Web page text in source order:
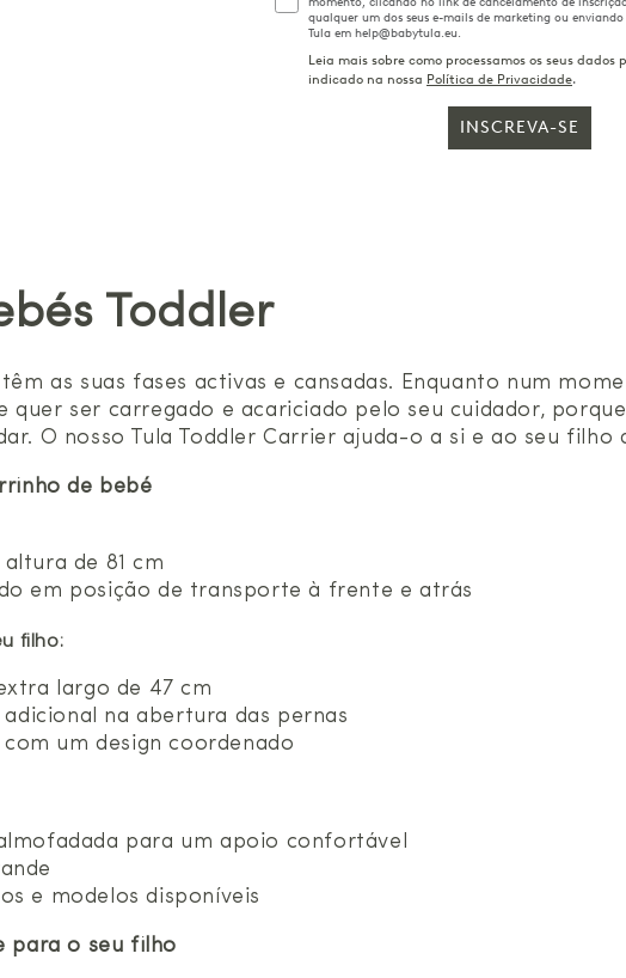
qualquer um dos seus e-mails de marketing ou
Tula em help@babytula.eu.
Leia mais sobre como processamos os seus dados
indicado na nossa Política de Privacidade.
INSCREVA-SE
Toddler
têm as suas fases activas e cansadas. Enquanto num
quer ser carregado e acariciado pelo seu cuidador,
O nosso Tula Toddler Carrier ajuda-o a si e ao seu
de bebé
de 81 cm
em posição de transporte à frente e atrás
filho:
largo de 47 cm
na abertura das pernas
um design coordenado
para um apoio confortável
e modelos disponíveis
para o seu filho